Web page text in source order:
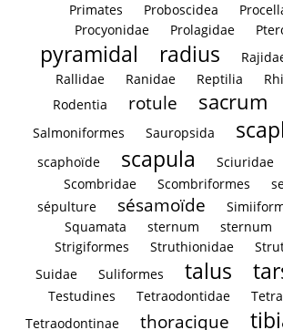
Primates
Proboscidea
Procyonidae
Prolagidae
pyramidal radius
Rallidae
Ranidae Reptilia
Rodentia
rotule sacrum
Salmoniformes
Sauropsida
scaphoïde scapula Sciuridae
Scombridae
Scombriformes
sépulture
sésamoïde
Squamata
sternum sternum
Strigiformes
Struthionidae
Suidae
Suliformes talus
Testudines
Tetraodontidae
Tetraodontinae
thoracique